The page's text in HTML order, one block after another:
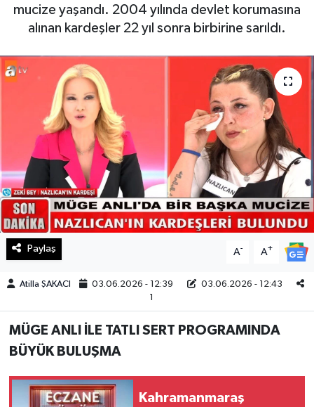
mucize yaşandı. 2004 yılında devlet korumasına
alınan kardeşler 22 yıl sonra birbirine sarıldı.
Paylaş A- A+
Atilla ŞAKACI 03.06.2026 - 12:39
03.06.2026 - 12:43
1
MÜGE ANLI İLE TATLI SERT PROGRAMINDA
BÜYÜK BULUŞMA
Kahramanmaraş
Haberde İnsan
Kültür Sanat
Magazin
Manşet Altı
Manşetler
Resmi İlan
Sağlık
SürManşet
Teknoloji
Yaşam